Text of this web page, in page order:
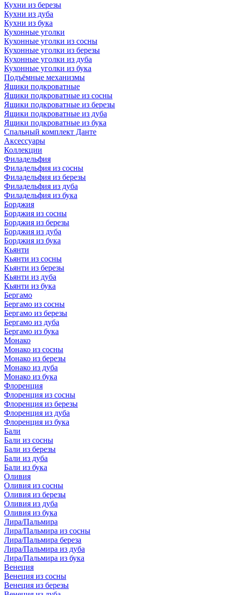
Кухни из березы
Кухни из дуба
Кухни из бука
Кухонные уголки
Кухонные уголки из сосны
Кухонные уголки из березы
Кухонные уголки из дуба
Кухонные уголки из бука
Подъёмные механизмы
Ящики подкроватные
Ящики подкроватные из сосны
Ящики подкроватные из березы
Ящики подкроватные из дуба
Ящики подкроватные из бука
Спальный комплект Данте
Аксессуары
Коллекции
Филадельфия
Филадельфия из сосны
Филадельфия из березы
Филадельфия из дуба
Филадельфия из бука
Борджия
Борджия из сосны
Борджия из березы
Борджия из дуба
Борджия из бука
Кьянти
Кьянти из сосны
Кьянти из березы
Кьянти из дуба
Кьянти из бука
Бергамо
Бергамо из сосны
Бергамо из березы
Бергамо из дуба
Бергамо из бука
Монако
Монако из сосны
Монако из березы
Монако из дуба
Монако из бука
Флоренция
Флоренция из сосны
Флоренция из березы
Флоренция из дуба
Флоренция из бука
Бали
Бали из сосны
Бали из березы
Бали из дуба
Бали из бука
Оливия
Оливия из сосны
Оливия из березы
Оливия из дуба
Оливия из бука
Лира/Пальмира
Лира/Пальмира из сосны
Лира/Пальмира береза
Лира/Пальмира из дуба
Лира/Пальмира из бука
Венеция
Венеция из сосны
Венеция из березы